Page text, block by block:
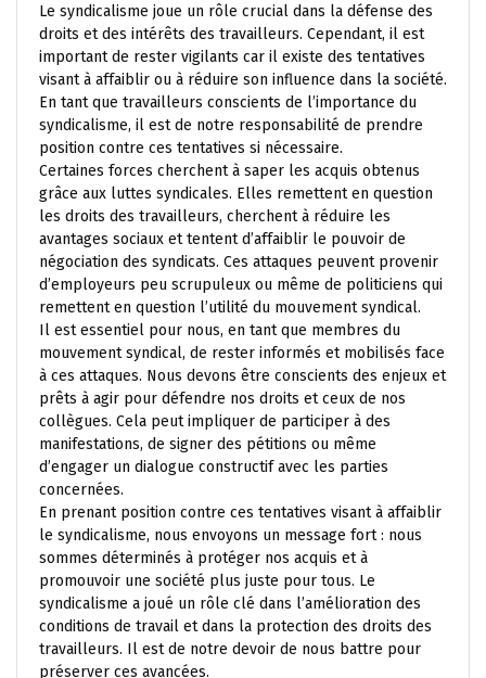
Le syndicalisme joue un rôle crucial dans la défense des
droits et des intérêts des travailleurs. Cependant, il est
important de rester vigilants car il existe des tentatives
visant à affaiblir ou à réduire son influence dans la société.
En tant que travailleurs conscients de l’importance du
syndicalisme, il est de notre responsabilité de prendre
position contre ces tentatives si nécessaire.
Certaines forces cherchent à saper les acquis obtenus
grâce aux luttes syndicales. Elles remettent en question
les droits des travailleurs, cherchent à réduire les
avantages sociaux et tentent d’affaiblir le pouvoir de
négociation des syndicats. Ces attaques peuvent provenir
d’employeurs peu scrupuleux ou même de politiciens qui
remettent en question l’utilité du mouvement syndical.
Il est essentiel pour nous, en tant que membres du
mouvement syndical, de rester informés et mobilisés face
à ces attaques. Nous devons être conscients des enjeux et
prêts à agir pour défendre nos droits et ceux de nos
collègues. Cela peut impliquer de participer à des
manifestations, de signer des pétitions ou même
d’engager un dialogue constructif avec les parties
concernées.
En prenant position contre ces tentatives visant à affaiblir
le syndicalisme, nous envoyons un message fort : nous
sommes déterminés à protéger nos acquis et à
promouvoir une société plus juste pour tous. Le
syndicalisme a joué un rôle clé dans l’amélioration des
conditions de travail et dans la protection des droits des
travailleurs. Il est de notre devoir de nous battre pour
préserver ces avancées.